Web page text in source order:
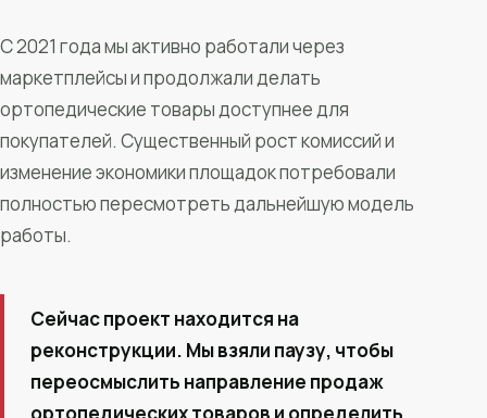
С 2021 года мы активно работали через
маркетплейсы и продолжали делать
ортопедические товары доступнее для
покупателей. Существенный рост комиссий и
изменение экономики площадок потребовали
полностью пересмотреть дальнейшую модель
работы.
Сейчас проект находится на
реконструкции. Мы взяли паузу, чтобы
переосмыслить направление продаж